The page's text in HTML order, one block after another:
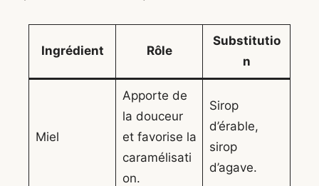
Ingrédient Rôle
Substitutio
n
Miel
Apporte de
la douceur
et favorise la
caramélisati
on.
Sirop
d’érable,
sirop
d’agave.